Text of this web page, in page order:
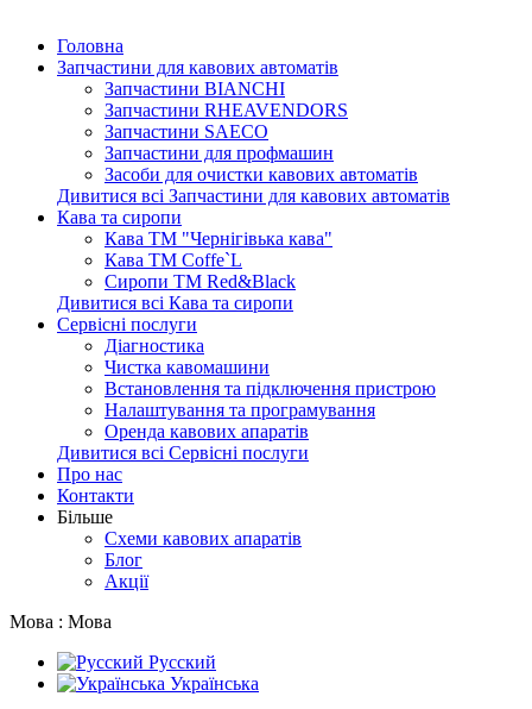
Головна
Запчастини для кавових автоматів
Запчастини BIANCHI
Запчастини RHEAVENDORS
Запчастини SAECO
Запчастини для профмашин
Засоби для очистки кавових автоматів
Дивитися всі Запчастини для кавових автоматів
Кава та сиропи
Кава ТМ "Чернігівька кава"
Кава ТМ Coffe`L
Сиропи ТМ Red&Black
Дивитися всі Кава та сиропи
Сервісні послуги
Діагностика
Чистка кавомашини
Встановлення та підключення пристрою
Налаштування та програмування
Оренда кавових апаратів
Дивитися всі Сервісні послуги
Про нас
Контакти
Більше
Схеми кавових апаратів
Блог
Акції
Мова : Мова
Русский
Українська